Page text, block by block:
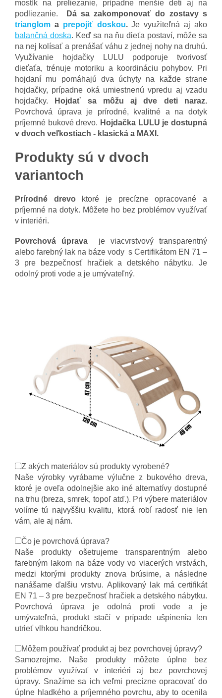
mostík na preliezanie, prípadne menšie deti aj na
podliezanie.
Dá sa zakomponovať do zostavy s
trianglom a prepojiť doskou.Je využiteľná aj ako
balančná doska. Keď sa na ňu dieťa postaví, môže sa
na nej kolísať a prenášať váhu z jednej nohy na druhú.
Využívanie hojdačky LULU podporuje tvorivosť
dieťaťa, trénuje motoriku a koordináciu pohybov. Pri
hojdaní mu pomáhajú dva úchyty na každe strane
hojdačky, prípadne oká umiestnenú vpredu aj vzadu
hojdačky.
Hojdať sa môžu aj dve deti naraz.
Povrchová úprava je prírodné, kvalitné a na dotyk
príjemné bukové drevo. Hojdačka LULU je dostupná
v dvoch veľkostiach - klasická a MAXI.
Produkty sú v dvoch
variantoch
Prírodné drevoktoré je precízne opracované a
príjemné na dotyk. Môžete ho bez problémov využívať
v interiéri.
Povrchová úprava
je viacvrstvový transparentný
alebo farebný lak na báze vody s Certifikátom EN 71 –
3 pre bezpečnosť hračiek a detského nábytku. Je
odolný proti vode a je umývateľný.
Z akých materiálov sú produkty vyrobené?
Naše výrobky vyrábame výlučne z bukového dreva,
ktoré je oveľa odolnejšie ako iné alternatívy dostupné
na trhu (breza, smrek, topoľ atď.). Pri výbere materiálov
volíme tú najvyššiu kvalitu, ktorá robí radosť nie len
vám, ale aj nám.
Čo je povrchová úprava?
Naše produkty ošetrujeme transparentným alebo
farebným lakom na báze vody vo viacerých vrstvách,
medzi ktorými produkty znova brúsime, a následne
nanášame ďalšiu vrstvu. Aplikovaný lak má certifikát
EN 71 – 3 pre bezpečnosť hračiek a detského nábytku.
Povrchová úprava je odolná proti vode a je
umývateľná, produkt stačí v prípade ušpinenia len
utrieť vlhkou handričkou.
Môžem používať produkt aj bez povrchovej úpravy?
Samozrejme. Naše produkty môžete úplne bez
problémov využívať v interiéri aj bez povrchovej
úpravy. Snažíme sa ich veľmi precízne opracovať do
úplne hladkého a príjemného povrchu, aby to ocenila